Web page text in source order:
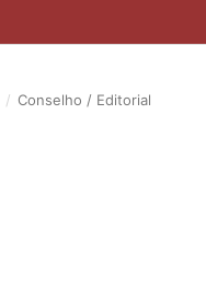
/ Conselho / Editorial